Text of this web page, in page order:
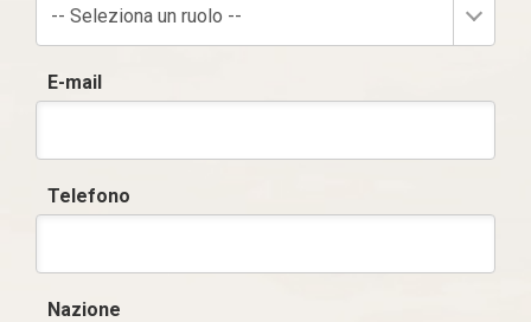
-- Seleziona un ruolo --
E-mail
Telefono
Nazione